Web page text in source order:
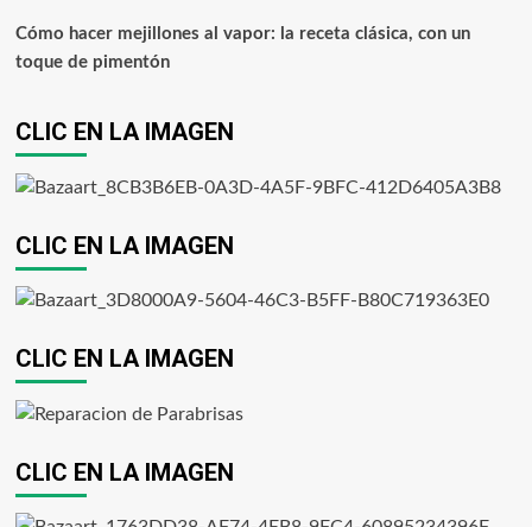
Cómo hacer mejillones al vapor: la receta clásica, con un
toque de pimentón
CLIC EN LA IMAGEN
CLIC EN LA IMAGEN
CLIC EN LA IMAGEN
CLIC EN LA IMAGEN